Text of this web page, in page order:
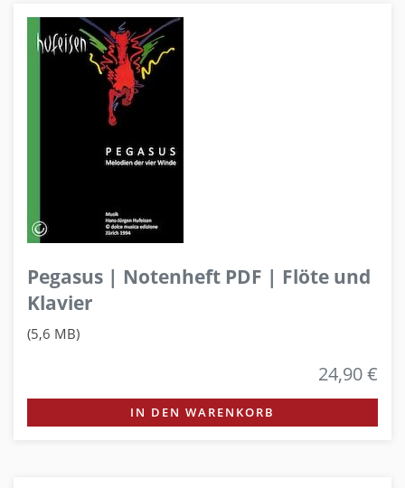
Pegasus | Notenheft PDF | Flöte und
Klavier
(5,6 MB)
24,90 €
IN DEN WARENKORB